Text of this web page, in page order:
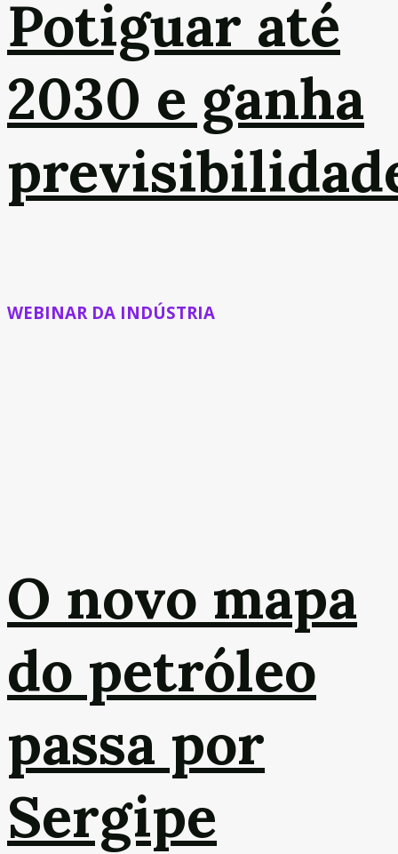
Potiguar até
2030 e ganha
WEBINAR DA INDÚSTRIA
O novo mapa
do petróleo
passa por
Sergipe